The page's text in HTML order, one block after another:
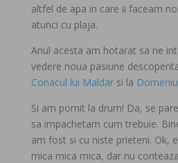
altfel de apa in care ii faceam
atunci cu plaja.
Anul acesta am hotarat sa ne
vedere noua pasiune
Conacul lui Maldarsi la
Si am pornit la drum! Da, se
sa impachetam cum trebuie.
am fost si cu niste prieteni. Ok,
mica mica mica, dar nu